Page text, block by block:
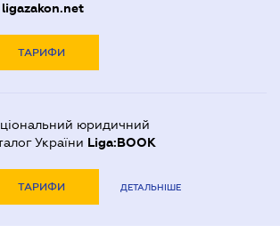
ligazakon.net
ТАРИФИ
юридичний
України Liga:BOOK
ТАРИФИ ДЕТАЛЬНІШЕ